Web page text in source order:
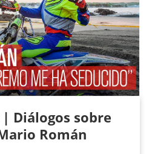
Diálogos sobre
Román